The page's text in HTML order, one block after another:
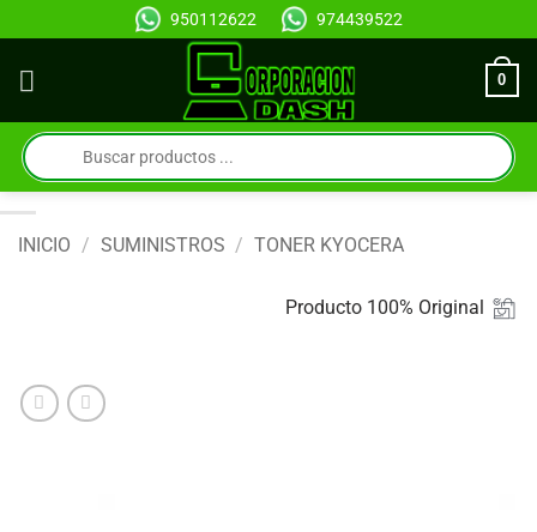
al
contenido
950112622 974439522
0
Búsqueda
de
productos
INICIO / SUMINISTROS / TONER KYOCERA
Producto 100% Original